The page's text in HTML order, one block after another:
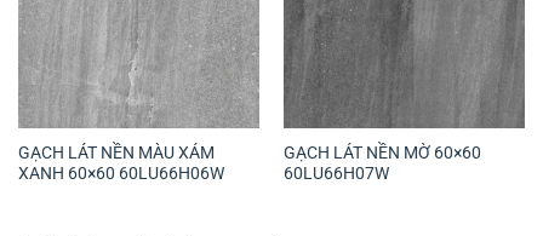
GẠCH LÁT NỀN MÀU XÁM
XANH 60×60 60LU66H06W
GẠCH LÁT NỀN MỜ 60×60
60LU66H07W